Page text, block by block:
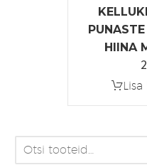
HIINA